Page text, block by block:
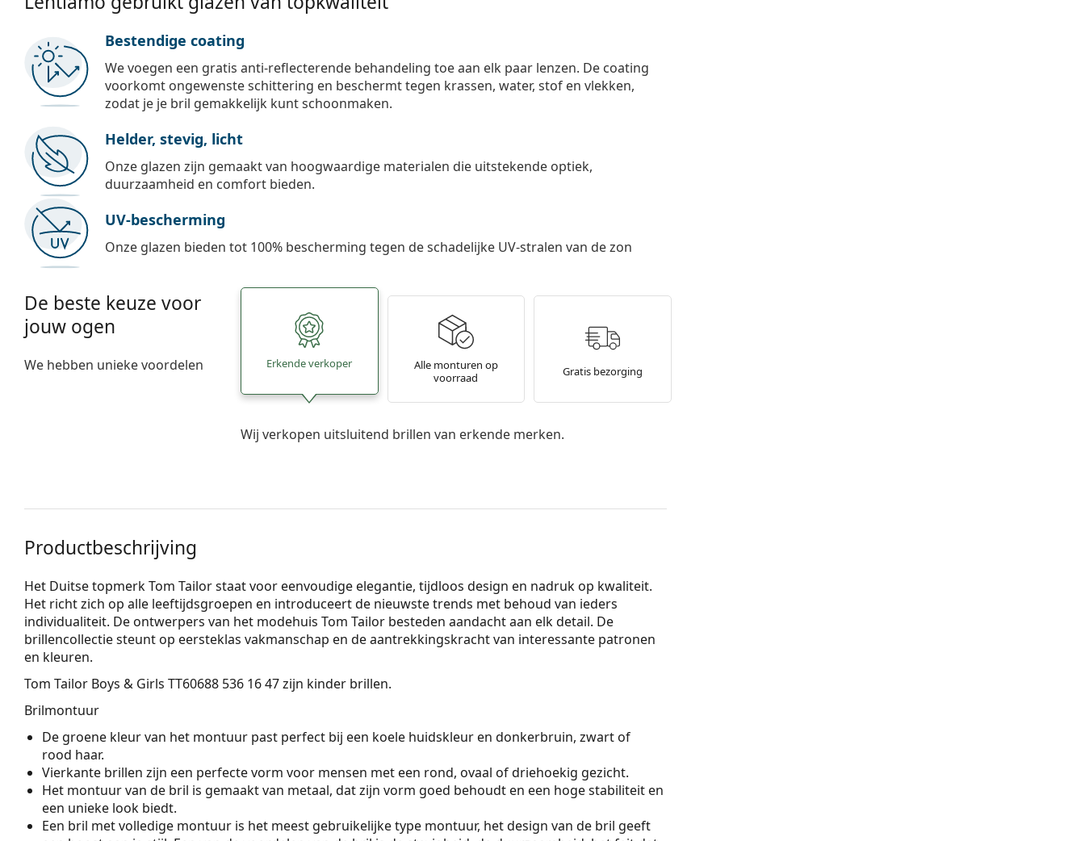
Bestendige coating
We voegen een gratis anti-reflecterende behandeling toe aan elk paar lenzen. De coating
voorkomt ongewenste schittering en beschermt tegen krassen, water, stof en vlekken,
zodat je je bril gemakkelijk kunt schoonmaken.
Helder, stevig, licht
Onze glazen zijn gemaakt van hoogwaardige materialen die uitstekende optiek,
duurzaamheid en comfort bieden.
UV-bescherming
Onze glazen bieden tot 100% bescherming tegen de schadelijke UV-stralen van de zon
De beste keuze voor
jouw ogen
We hebben unieke voordelen Erkende verkoper
Alle monturen op
voorraad
Gratis bezorging
Wij verkopen uitsluitend brillen van erkende merken.
Productbeschrijving
Het Duitse topmerk Tom Tailor staat voor eenvoudige elegantie, tijdloos design en nadruk op kwaliteit.
Het richt zich op alle leeftijdsgroepen en introduceert de nieuwste trends met behoud van ieders
individualiteit. De ontwerpers van het modehuis Tom Tailor besteden aandacht aan elk detail. De
brillencollectie steunt op eersteklas vakmanschap en de aantrekkingskracht van interessante patronen
en kleuren.
Tom Tailor Boys & Girls TT60688 536 16 47zijn kinder brillen.
Brilmontuur
De groene kleur van het montuur past perfect bij een koele huidskleur en donkerbruin, zwart of
rood haar.
Vierkante brillen zijn een perfecte vorm voor mensen met een rond, ovaal of driehoekig gezicht.
Het montuur van de bril is gemaakt van metaal, dat zijn vorm goed behoudt en een hoge stabiliteit en
een unieke look biedt.
Een bril met volledige montuur is het meest gebruikelijke type montuur, het design van de bril geeft